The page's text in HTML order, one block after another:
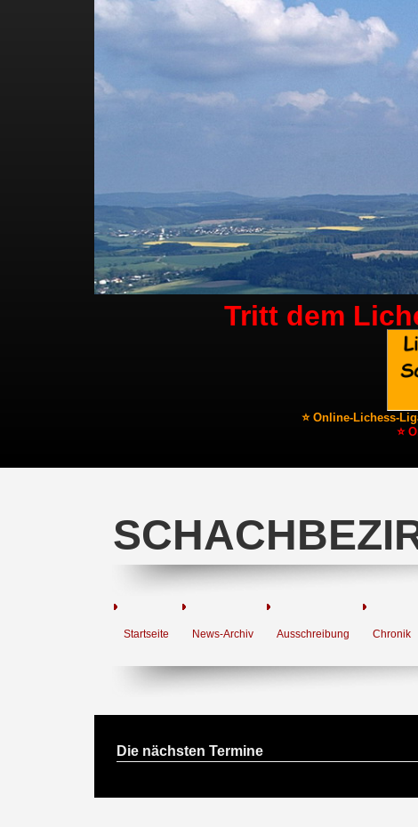
Tritt dem
⭐ Online-Lichess-
⭐
Startseite News-Archiv Ausschreibung Chronik
Die nächsten Termine